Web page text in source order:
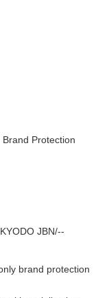
Protection
JBN/--
brand protection